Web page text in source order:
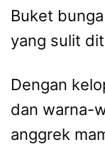
Buket
yang sulit
Dengan
dan warna-
anggrek